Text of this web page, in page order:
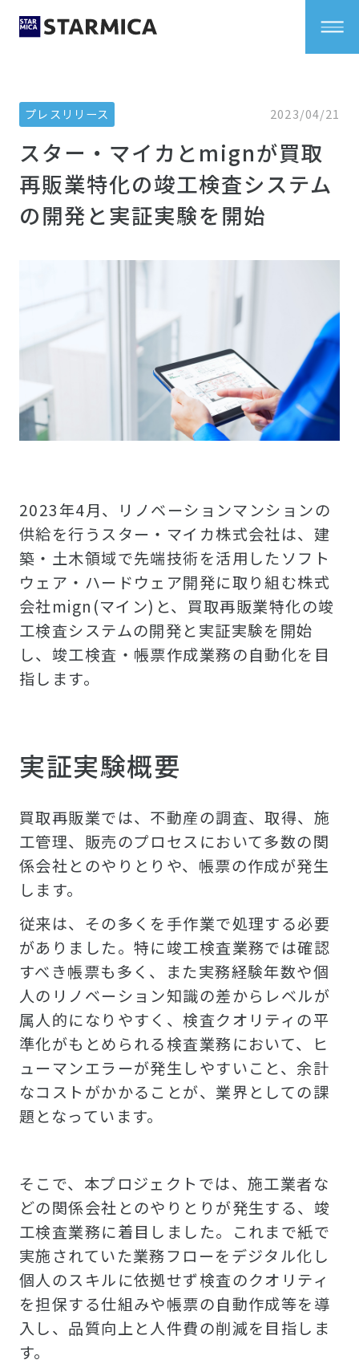
プレスリリース 2023/04/21
スター・マイカとmignが買取
再販業特化の竣工検査システム
の開発と実証実験を開始
2023年4月、リノベーションマンションの
供給を行うスター・マイカ株式会社は、建
築・土木領域で先端技術を活用したソフト
ウェア・ハードウェア開発に取り組む株式
会社mign(マイン)と、買取再販業特化の竣
工検査システムの開発と実証実験を開始
し、竣工検査・帳票作成業務の自動化を目
指します。
実証実験概要
買取再販業では、不動産の調査、取得、施
工管理、販売のプロセスにおいて多数の関
係会社とのやりとりや、帳票の作成が発生
します。
従来は、その多くを手作業で処理する必要
がありました。特に竣工検査業務では確認
すべき帳票も多く、また実務経験年数や個
人のリノベーション知識の差からレベルが
属人的になりやすく、検査クオリティの平
準化がもとめられる検査業務において、ヒ
ューマンエラーが発生しやすいこと、余計
なコストがかかることが、業界としての課
題となっています。
そこで、本プロジェクトでは、施工業者な
どの関係会社とのやりとりが発生する、竣
工検査業務に着目しました。これまで紙で
実施されていた業務フローをデジタル化し
個人のスキルに依拠せず検査のクオリティ
を担保する仕組みや帳票の自動作成等を導
入し、品質向上と人件費の削減を目指しま
す。